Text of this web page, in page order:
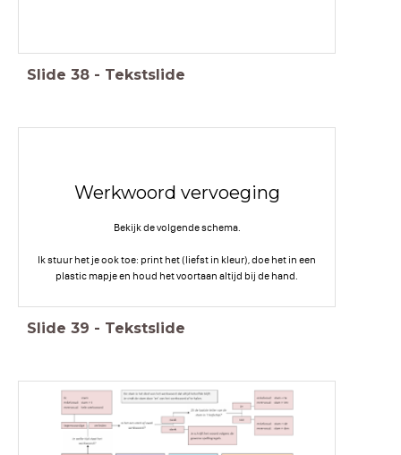
Slide 38 - Tekstslide
Werkwoord vervoeging
Bekijk de volgende schema.
Ik stuur het je ook toe: print het (liefst in kleur), doe het in een
plastic mapje en houd het voortaan altijd bij de hand.
Slide 39 - Tekstslide